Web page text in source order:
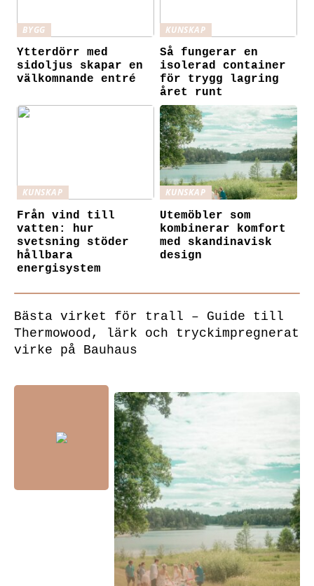
BYGG
Ytterdörr med
sidoljus skapar en
välkomnande entré
KUNSKAP
Så fungerar en
isolerad container
för trygg lagring
året runt
KUNSKAP
Från vind till
vatten: hur
svetsning stöder
hållbara
energisystem
KUNSKAP
Utemöbler som
kombinerar komfort
med skandinavisk
design
Bästa virket för trall – Guide till
Thermowood, lärk och tryckimpregnerat
virke på Bauhaus